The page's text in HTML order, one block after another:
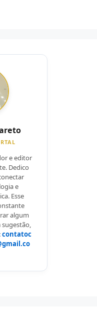
e editor
Dedico
e
Esse
algum
contatoc